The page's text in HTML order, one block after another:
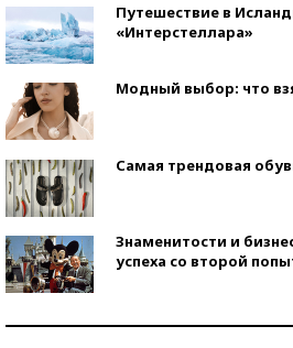
Путешествие в
«Интерстеллара»
Модный выбор: что
Самая трендовая
Знаменитости и
успеха со второй